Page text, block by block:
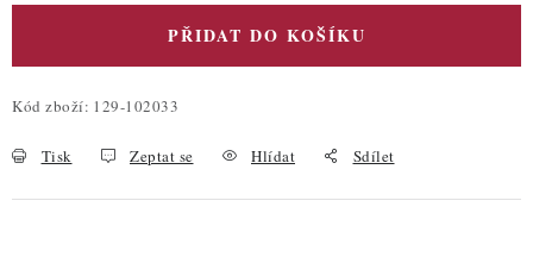
PŘIDAT DO KOŠÍKU
Kód zboží: 129-102033
Tisk Zeptat se Hlídat Sdílet